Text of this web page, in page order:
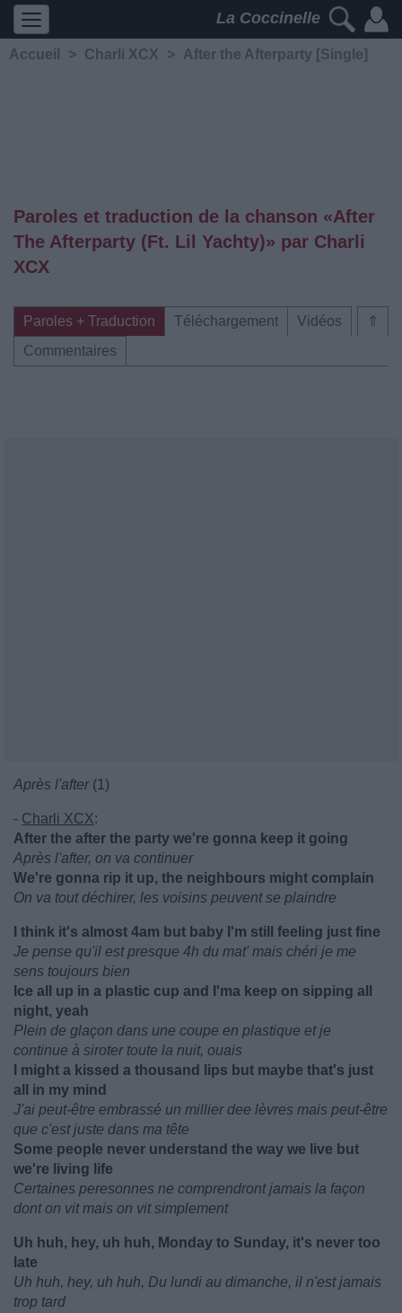
La Coccinelle
Accueil > Charli XCX > After the Afterparty [Single]
Paroles et traduction de la chanson «After
The Afterparty (Ft. Lil Yachty)» par Charli
XCX
⇑
Paroles + Traduction Téléchargement
Vidéos
Commentaires
Après l'after(1)
- Charli XCX:
After the after the party we're gonna keep it going
Après l'after, on va continuer
We're gonna rip it up, the neighbours might complain
On va tout déchirer, les voisins peuvent se plaindre
I think it's almost 4am but baby I'm still feeling just fine
Je pense qu'il est presque 4h du mat' mais chéri je me
sens toujours bien
Ice all up in a plastic cup and I'ma keep on sipping all
night, yeah
Plein de glaçon dans une coupe en plastique et je
continue à siroter toute la nuit, ouais
I might a kissed a thousand lips but maybe that's just
all in my mind
J'ai peut-être embrassé un millier dee lèvres mais peut-être
que c'est juste dans ma tête
Some people never understand the way we live but
we're living life
Certaines peresonnes ne comprendront jamais la façon
dont on vit mais on vit simplement
Uh huh, hey, uh huh, Monday to Sunday, it's never too
late
Uh huh, hey, uh huh, Du lundi au dimanche, il n'est jamais
trop tard